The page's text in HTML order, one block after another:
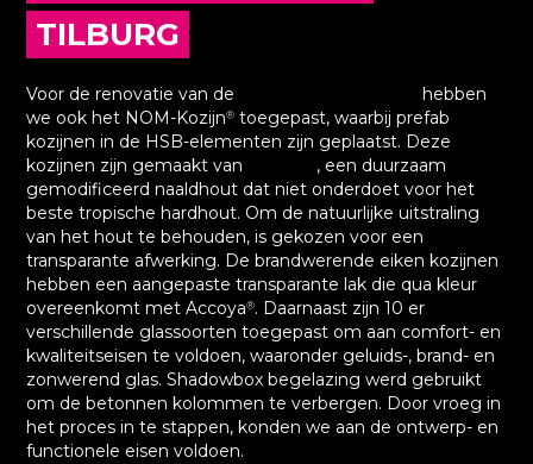
TILBURG
Voor de renovatie van de
hebben
we ook het NOM-Kozijn® toegepast, waarbij prefab
kozijnen in de HSB-elementen zijn geplaatst. Deze
kozijnen zijn gemaakt van
, een duurzaam
gemodificeerd naaldhout dat niet onderdoet voor het
beste tropische hardhout. Om de natuurlijke uitstraling
van het hout te behouden, is gekozen voor een
transparante afwerking. De brandwerende eiken kozijnen
hebben een aangepaste transparante lak die qua kleur
overeenkomt met Accoya®. Daarnaast zijn 10 er
verschillende glassoorten toegepast om aan comfort- en
kwaliteitseisen te voldoen, waaronder geluids-, brand- en
zonwerend glas. Shadowbox begelazing werd gebruikt
om de betonnen kolommen te verbergen. Door vroeg in
het proces in te stappen, konden we aan de ontwerp- en
functionele eisen voldoen.